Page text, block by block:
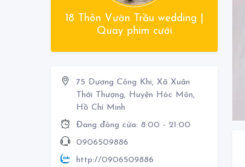
18 Thôn Vườn Trầu wedding |
Quay phim cưới
75 Dương Công Khi, Xã Xuân
Thới Thượng, Huyện Hóc Môn,
Hồ Chí Minh
Đang đóng cửa: 8:00 - 21:00
0906509886
http://0906509886